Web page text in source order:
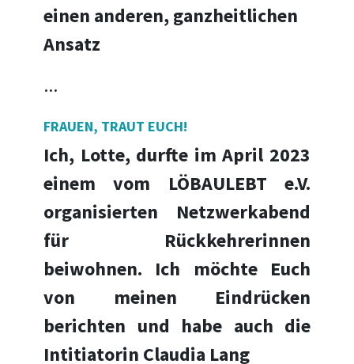
einen anderen, ganzheitlichen
Ansatz
...
FRAUEN, TRAUT EUCH!
Ich, Lotte, durfte im April 2023
einem vom LÖBAULEBT e.V.
organisierten Netzwerkabend
für Rückkehrerinnen
beiwohnen. Ich möchte Euch
von meinen Eindrücken
berichten und habe auch die
Intitiatorin Claudia Lang